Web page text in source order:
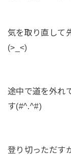
気を取り直して
(>_<)
途中で道を外れ
す(#^.^#)
登り切っただす